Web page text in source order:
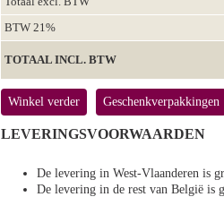
BTW 21%
TOTAAL INCL. BTW
Winkel verder Geschenkverpakkingen
LEVERINGSVOORWAARDEN
De levering in West-Vlaanderen is
De levering in de rest van België is